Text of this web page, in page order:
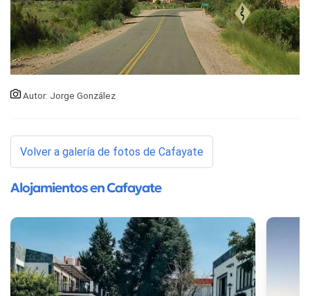
Autor: Jorge González
Volver a galería de fotos de Cafayate
Alojamientos en Cafayate